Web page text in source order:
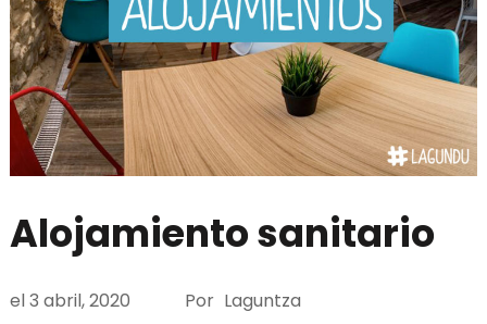
Alojamiento sanitario
el3 abril, 2020 Por Laguntza